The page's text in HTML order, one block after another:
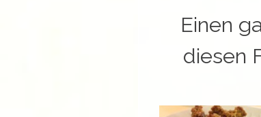
Einen
diesen